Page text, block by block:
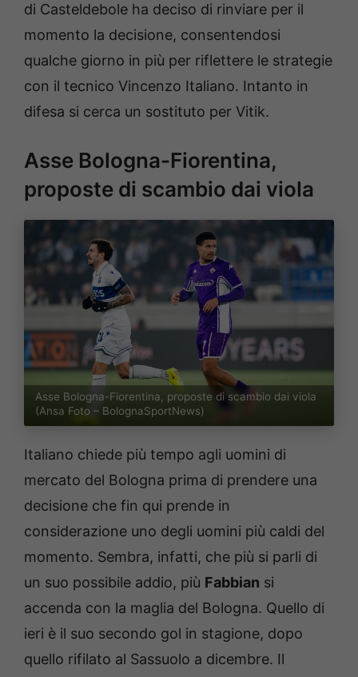
di Casteldebole ha deciso di rinviare per il
momento la decisione, consentendosi
qualche giorno in più per riflettere le strategie
con il tecnico Vincenzo Italiano. Intanto in
difesa si cerca un sostituto per Vitik.
Asse Bologna-Fiorentina,
proposte di scambio dai viola
Asse Bologna-Fiorentina, proposte di scambio dai viola
(Ansa Foto – BolognaSportNews)
Italiano chiede più tempo agli uomini di
mercato del Bologna prima di prendere una
decisione che fin qui prende in
considerazione uno degli uomini più caldi del
momento. Sembra, infatti, che più si parli di
un suo possibile addio, più Fabbian si
accenda con la maglia del Bologna. Quello di
ieri è il suo secondo gol in stagione, dopo
quello rifilato al Sassuolo a dicembre. Il